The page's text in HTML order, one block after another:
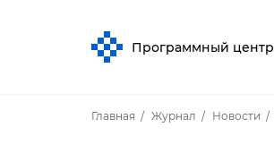
Программный центр
Главная Журнал Новости